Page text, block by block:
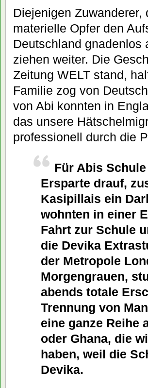
Diejenigen
materielle Opfer den
Deutschland gnadenlos
ziehen weiter. Die
Zeitung WELT stand,
Familie zog von
von Abi konnten in
das unsere
professionell durch die
Für Abis
Ersparte drauf,
Kasipillais ein
wohnten in einer
Fahrt zur Schule
die Devika
der Metropole
Morgengrauen,
abends totale
Trennung von
eine ganze Reihe
oder Ghana, die
haben, weil die
Devika.